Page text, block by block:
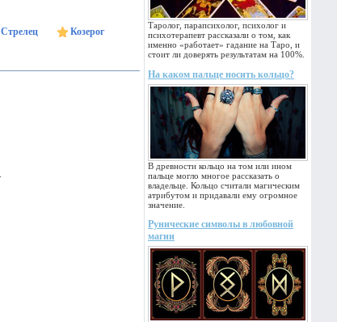
Таролог, парапсихолог, психолог и
психотерапевт рассказали о том, как
именно «работает» гадание на Таро, и
стоит ли доверять результатам на 100%.
На каком пальце носить кольцо?
В древности кольцо на том или ином
пальце могло многое рассказать о
владельце. Кольцо считали магическим
атрибутом и придавали ему огромное
значение.
Рунические символы в любовной
магии
Стрелец
Козерог